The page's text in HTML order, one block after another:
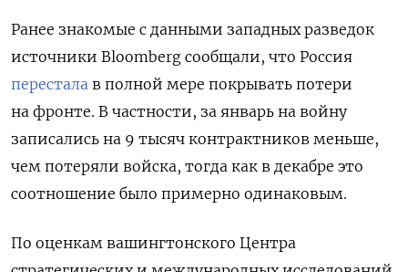
Ранее знакомые с данными западных разведок
источники Bloomberg сообщали, что Россия
перестала в полной мере покрывать потери
на фронте. В частности, за январь на войну
записались на 9 тысяч контрактников меньше,
чем потеряли войска, тогда как в декабре это
соотношение было примерно одинаковым.
По оценкам вашингтонского Центра